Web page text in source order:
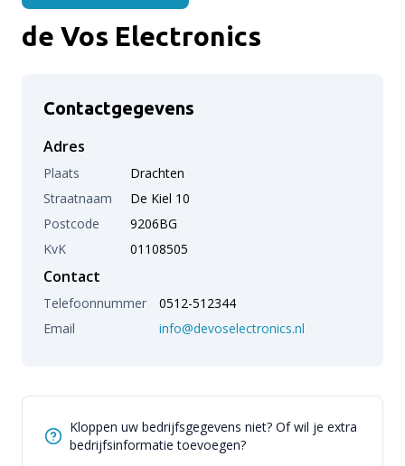
de Vos Electronics
Contactgegevens
Adres
Plaats
Drachten
Straatnaam
De Kiel 10
Postcode
9206BG
KvK
01108505
Contact
Telefoonnummer
0512-512344
Email
info@devoselectronics.nl
Kloppen uw bedrijfsgegevens niet? Of wil je extra
bedrijfsinformatie toevoegen?